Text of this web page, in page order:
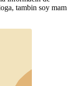
tambin soy mam